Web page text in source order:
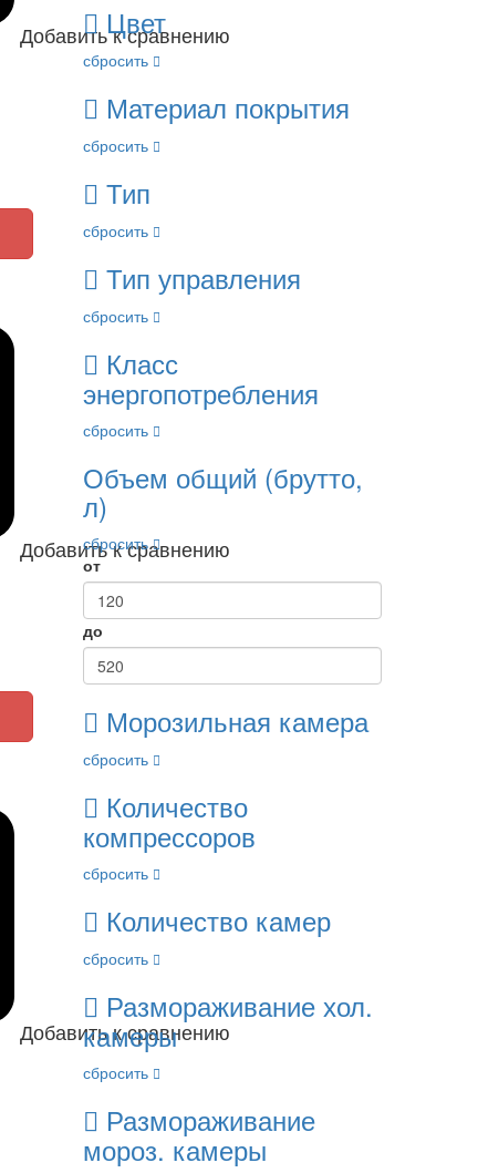
Добавить к сравнению
Добавить к сравнению
Добавить к сравнению
Цвет
сбросить
Материал покрытия
сбросить
Тип
сбросить
Тип управления
сбросить
Класс
энергопотребления
сбросить
Объем общий (брутто,
л)
сбросить
от
до
Морозильная камера
сбросить
Количество
компрессоров
сбросить
Количество камер
сбросить
Размораживание хол.
камеры
сбросить
Размораживание
мороз. камеры